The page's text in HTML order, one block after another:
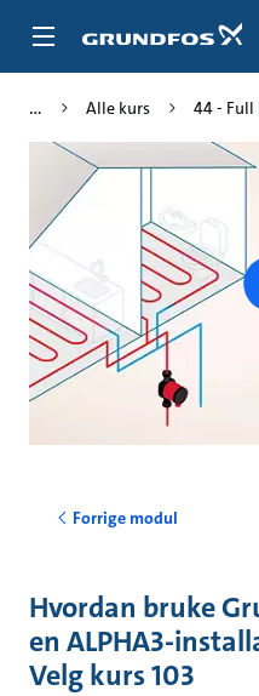
Alle kurs 44 - Full
Forrige modul
Hvordan bruke
en ALPHA3-
Velg kurs 103